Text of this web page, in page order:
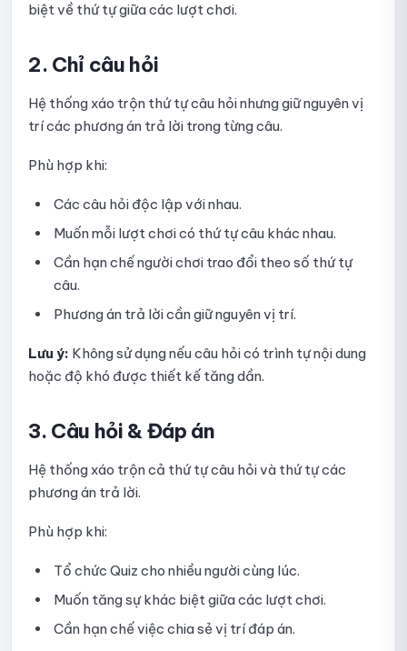
Hướng dẫn tạo và thiết lập Quick Quiz trên Ninequiz
Hướng dẫn thiết lập phần thưởng cho Quick Quiz
Hướng dẫn tạo câu hỏi thủ công cho Quick Quiz
Hướng dẫn tạo câu hỏi Quick Quiz bằng AI
Hướng dẫn chọn câu hỏi từ thư viện cho Quick Quiz
Quiz
Các dạng câu hỏi được Quick Quiz hỗ trợ
Hướng dẫn xem danh sách bài nộp của Quick Quiz
Hướng dẫn xem thống kê Quick Quiz
Hướng dẫn sao chép Quick Quiz
Hướng dẫn xóa Quick Quiz
Hướng dẫn thêm câu hỏi vào thư viện
biệt về thứ tự giữa các lượt chơi.
2. Chỉ câu hỏi
Hệ thống xáo trộn thứ tự câu hỏi nhưng giữ nguyên vị
trí các phương án trả lời trong từng câu.
Phù hợp khi:
Các câu hỏi độc lập với nhau.
Muốn mỗi lượt chơi có thứ tự câu khác nhau.
Cần hạn chế người chơi trao đổi theo số thứ tự
câu.
Phương án trả lời cần giữ nguyên vị trí.
Lưu ý: Không sử dụng nếu câu hỏi có trình tự nội dung
hoặc độ khó được thiết kế tăng dần.
3. Câu hỏi & Đáp án
Hệ thống xáo trộn cả thứ tự câu hỏi và thứ tự các
phương án trả lời.
Phù hợp khi:
Tổ chức Quiz cho nhiều người cùng lúc.
Muốn tăng sự khác biệt giữa các lượt chơi.
Cần hạn chế việc chia sẻ vị trí đáp án.